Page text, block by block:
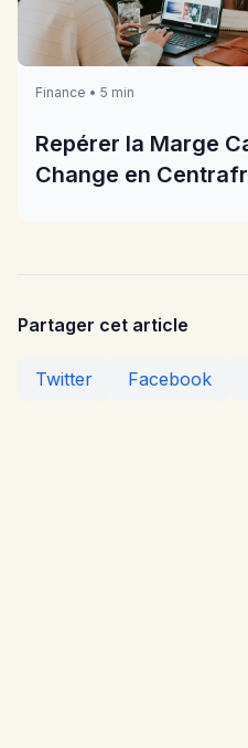
Finance • 5 min
Repérer la Marge
Change en
Partager cet article
Twitter Facebook